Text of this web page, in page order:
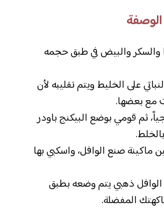
والسكر والبيض في طبق حجمه
على الخليط ويتم تقليبه لأن
مع بعضها.
ثم قومي بوضع البيكنج باودر
ماكينة صنع الوافل، واسكبي بها
ذهبي يتم وضعه بطبق
المفضلة.